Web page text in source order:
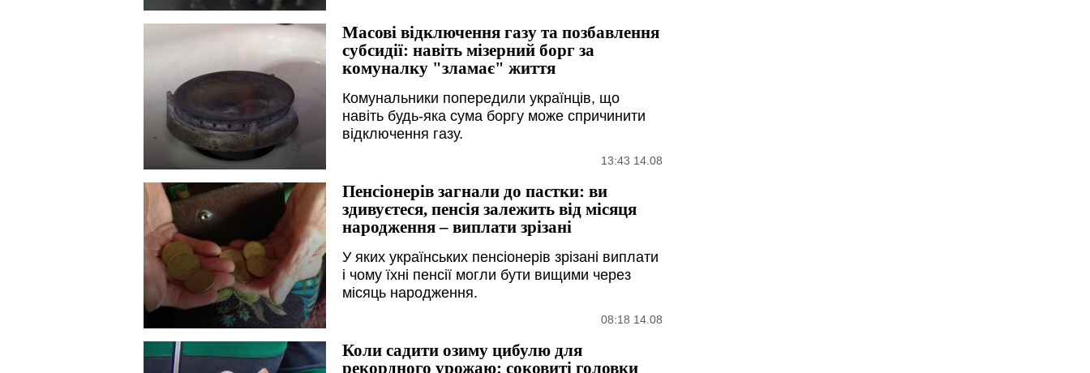
Масові відключення газу та позбавлення
субсидії: навіть мізерний борг за
комуналку "зламає" життя
Комунальники попередили українців, що
навіть будь-яка сума боргу може спричинити
відключення газу.
13:43 14.08
Пенсіонерів загнали до пастки: ви
здивуєтеся, пенсія залежить від місяця
народження – виплати зрізані
У яких українських пенсіонерів зрізані виплати
і чому їхні пенсії могли бути вищими через
місяць народження.
08:18 14.08
Коли садити озиму цибулю для
рекордного урожаю: соковиті головки